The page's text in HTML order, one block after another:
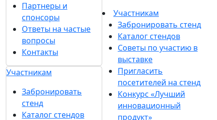
Партнеры и
спонсоры
Ответы на частые
вопросы
Контакты
Участникам
Забронировать
стенд
Каталог стендов
Участникам
Забронировать стенд
Каталог стендов
Советы по участию в
выставке
Пригласить
посетителей на стенд
Конкурс «Лучший
инновационный
продукт»